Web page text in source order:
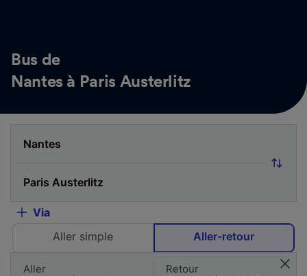
Bus de
Nantes à Paris Austerlitz
Via
Aller simple
Aller-retour
Aller Retour